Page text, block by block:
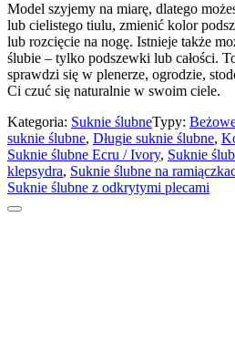
Model szyjemy na miarę, dlatego
lub cielistego tiulu, zmienić kolor
lub rozcięcie na nogę. Istnieje także
ślubie – tylko podszewki lub całości.
sprawdzi się w plenerze, ogrodzie,
Ci czuć się naturalnie w swoim ciele.
Kategoria: Suknie ślubneTypy:
suknie ślubne, Długie suknie ślubne,
Suknie ślubne Ecru / Ivory, Suknie
klepsydra, Suknie ślubne na
Suknie ślubne z odkrytymi plecami